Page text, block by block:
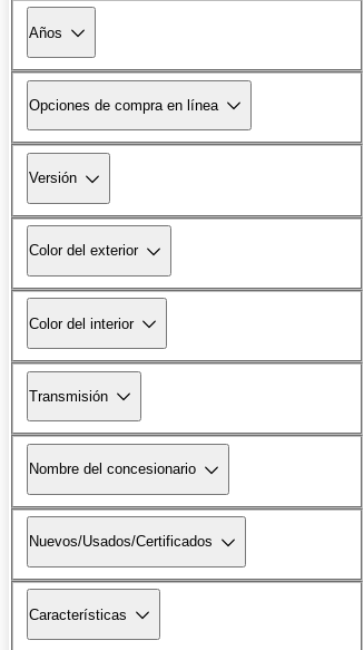
Años
Opciones de compra en línea
Versión
Color del exterior
Color del interior
Transmisión
Nombre del concesionario
Nuevos/Usados/Certificados
Características